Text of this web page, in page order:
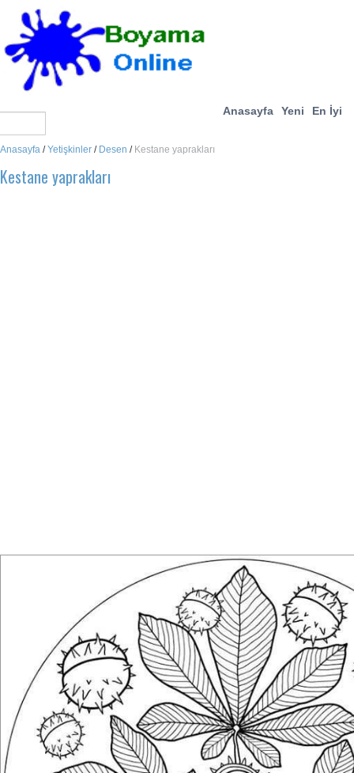
Anasayfa Yeni En İyi
Anasayfa /Yetişkinler / Desen / Kestane yaprakları
Kestane yaprakları